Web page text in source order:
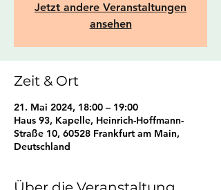
Jetzt andere Veranstaltungen
ansehen
Zeit & Ort
21. Mai 2024, 18:00 – 19:00
Haus 93, Kapelle, Heinrich-Hoffmann-
Straße 10, 60528 Frankfurt am Main,
Deutschland